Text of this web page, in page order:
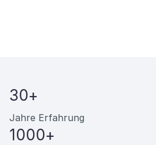
30+
Jahre Erfahrung
1000+